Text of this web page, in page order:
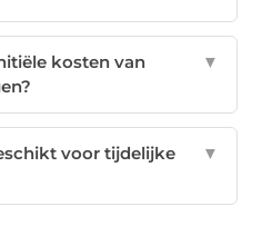
kosten van
▼
voor tijdelijke
▼